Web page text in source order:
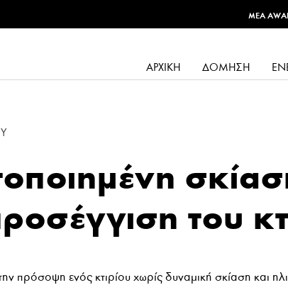
MEA
ΑΡΧΙΚΉ ΔΌΜΗΣΗ
του
πρόσοψη ενός κτιρίου χωρίς δυναμική σκίαση και